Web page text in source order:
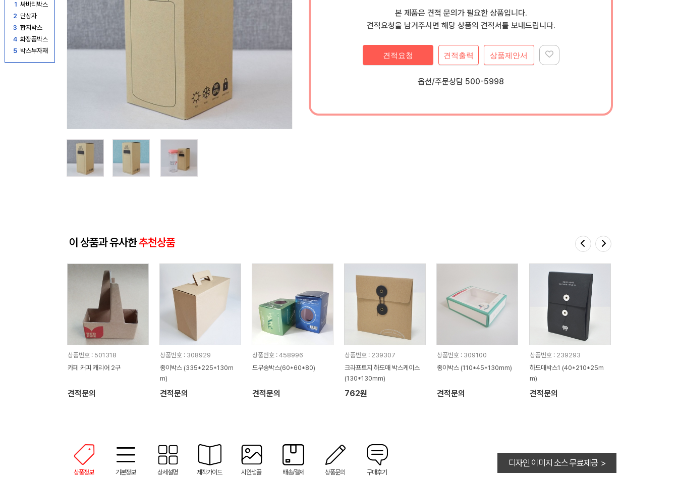
1 싸바리박스
2 단상자
3 합지박스
4 화장품박스
5 박스부자재
본 제품은 견적 문의가 필요한 상품입니다.
견적요청을 남겨주시면 해당 상품의 견적서를 보내드립니다.
견적요청 상품제안서
견적출력
옵션/주문상담 500-5998
이 상품과 유사한추천상품
상품번호 : 501318
카페 커피 캐리어 2구
견적문의
상품번호 : 308929
종이박스 (335*225*130m
m)
견적문의
상품번호 : 458996
도무송박스(60*60*80)
견적문의
상품번호 : 239307
크라프트지 하도매 박스케이스
(130*130mm)
762원
상품번호 : 309100
종이박스 (110*45*130mm)
견적문의
상품번호 : 239293
하도매박스1 (40*210*25m
m)
견적문의
상품정보 기본정보 상세설명 제작가이드 시안샘플 배송/결제 상품문의 구매후기
디자인 이미지 소스 무료제공 >